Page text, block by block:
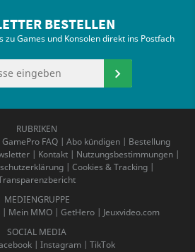
BESTELLEN
Games und Konsolen direkt ins Postfach
RUBRIKEN
GamePro FAQ| Abo kündigen| Bestellung
| Kontakt | Nutzungsbestimmungen |
| Cookies & Tracking|
MEDIENGRUPPE
| Mein MMO | GetHero | Jeuxvideo.com
SOCIAL MEDIA
| Instagram | TikTok